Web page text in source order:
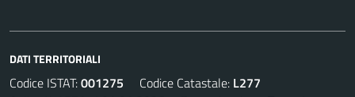
DATI TERRITORIALI
Codice ISTAT:001275 Codice Catastale: L277